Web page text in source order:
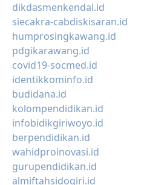
dikdasmenkendal.id
siecakra-cabdiskisaran.id
humprosingkawang.id
pdgikarawang.id
covid19-socmed.id
identikkominfo.id
budidana.id
kolompendidikan.id
infobidikgiriwoyo.id
berpendidikan.id
wahidproinovasi.id
gurupendidikan.id
almiftahsidogiri.id